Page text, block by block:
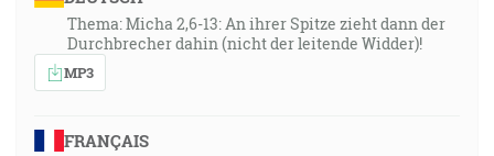
Thema: Micha 2,6-13: An ihrer Spitze zieht dann der
Durchbrecher dahin (nicht der leitende Widder)!
MP3
FRANÇAIS